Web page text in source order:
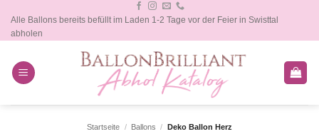
Inhalt
springen
Alle Ballons bereits befüllt im Laden 1-2 Tage vor der Feier in Swisttal
abholen
Startseite / Ballons / Deko Ballon Herz